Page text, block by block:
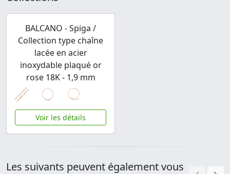
BALCANO - Spiga /
Collection type chaîne
lacée en acier
inoxydable plaqué or
rose 18K - 1,9 mm
Voir les détails
Les suivants peuvent également vous